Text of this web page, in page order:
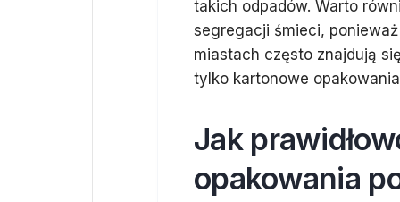
takich odpadów. Warto
segregacji śmieci,
miastach często znajdują
tylko kartonowe
Jak
opakowania